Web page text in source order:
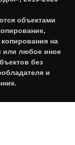
объектами
на
или любое иное
без
и